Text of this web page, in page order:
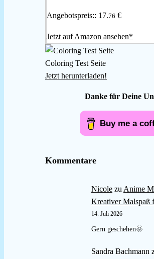
Angebotspreis:: 17.76 €
Jetzt auf Amazon ansehen*
Coloring Test Seite
Jetzt herunterladen!
Danke für Deine
Kommentare
Nicole zu Anime
Kreativer Malspaß
14. Juli 2026
Gern geschehen🌞
Sandra Bachmann